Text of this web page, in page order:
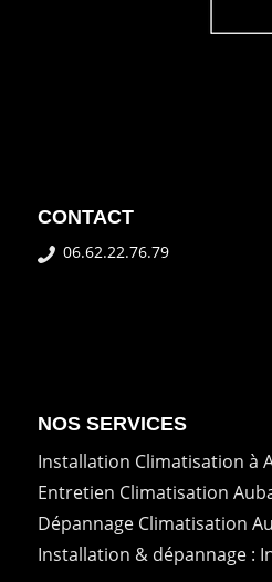
CONTACT
06.62.22.76.79
NOS SERVICES
Installation Climatisation à
Entretien Climatisation
Dépannage Climatisation
Installation & dépannage :